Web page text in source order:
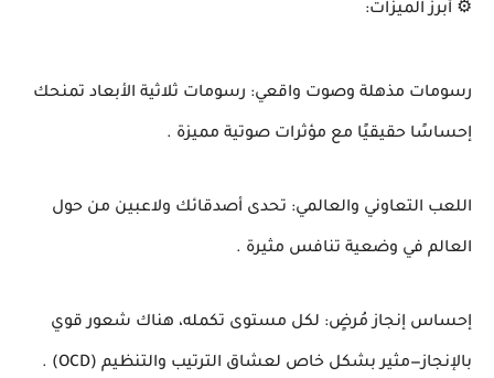
⚙️ أبرز الميزات:
رسومات مذهلة وصوت واقعي: رسومات ثلاثية الأبعاد تمنحك
إحساسًا حقيقيًا مع مؤثرات صوتية مميزة .
اللعب التعاوني والعالمي: تحدى أصدقائك ولاعبين من حول
العالم في وضعية تنافس مثيرة .
إحساس إنجاز مُرضٍ: لكل مستوى تكمله، هناك شعور قوي
بالإنجاز—مثير بشكل خاص لعشاق الترتيب والتنظيم (OCD) .